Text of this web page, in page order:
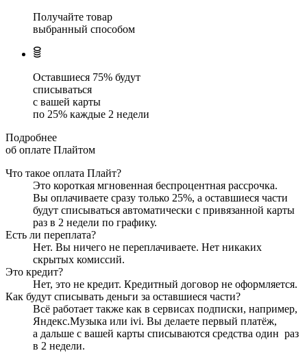
Получайте товар
выбранный способом
Оставшиеся 75% будут
списываться
с вашей карты
по 25% каждые 2 недели
Подробнее
об оплате Плайтом
Что такое оплата Плайт?
Это короткая мгновенная беспроцентная рассрочка.
Вы оплачиваете сразу только 25%, а оставшиеся части
будут списываться автоматически с привязанной карты
раз в 2 недели по графику.
Есть ли переплата?
Нет. Вы ничего не переплачиваете. Нет никаких
скрытых комиссий.
Это кредит?
Нет, это не кредит. Кредитный договор не оформляется.
Как будут списывать деньги за оставшиеся части?
Всё работает также как в сервисах подписки, например,
Яндекс.Музыка или ivi. Вы делаете первый платёж,
а дальше с вашей карты списываются средства один раз
в 2 недели.